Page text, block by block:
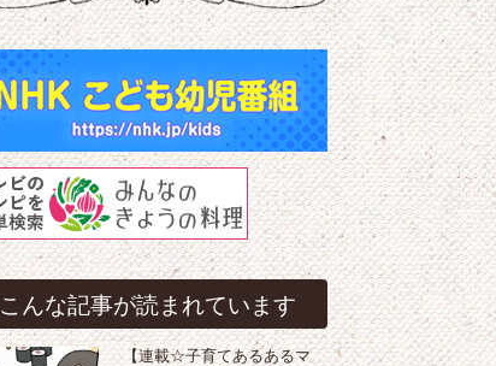
こんな記事が読まれています
【連載☆子育てあるあるマ